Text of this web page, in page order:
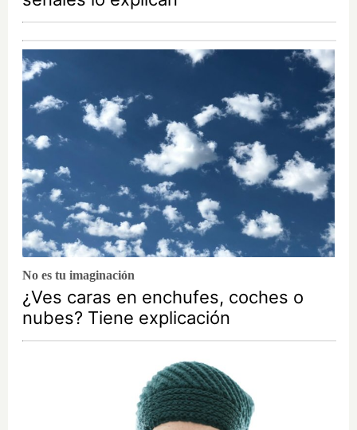
No es tu imaginación
¿Ves caras en enchufes, coches o
nubes? Tiene explicación